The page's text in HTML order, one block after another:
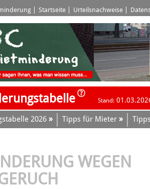
Startseite Urteilsnachweise
Stand:
2026 » Tipps für Mieter »
WEGEN